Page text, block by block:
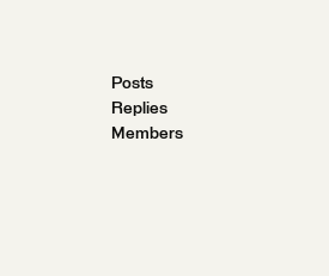
Posts
Replies
Members